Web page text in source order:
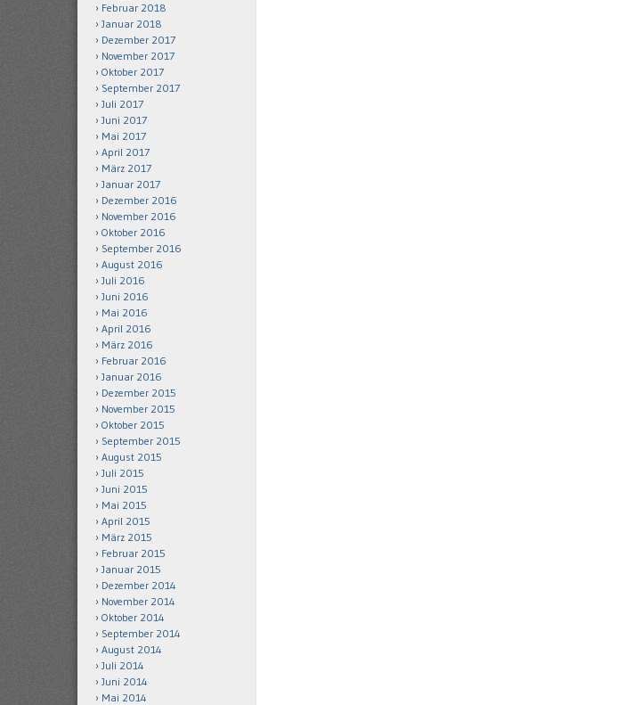
Februar 2018
Januar 2018
Dezember 2017
November 2017
Oktober 2017
September 2017
Juli 2017
Juni 2017
Mai 2017
April 2017
März 2017
Januar 2017
Dezember 2016
November 2016
Oktober 2016
September 2016
August 2016
Juli 2016
Juni 2016
Mai 2016
April 2016
März 2016
Februar 2016
Januar 2016
Dezember 2015
November 2015
Oktober 2015
September 2015
August 2015
Juli 2015
Juni 2015
Mai 2015
April 2015
März 2015
Februar 2015
Januar 2015
Dezember 2014
November 2014
Oktober 2014
September 2014
August 2014
Juli 2014
Juni 2014
Mai 2014